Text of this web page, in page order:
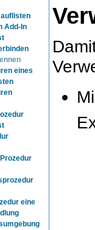
Add-In
eines
eine